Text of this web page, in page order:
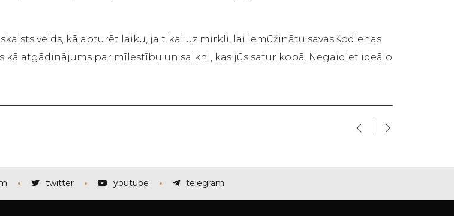
veids, kā apturēt laiku, ja tikai uz mirkli, lai iemūžinātu savas šodienas
atgādinājums par mīlestību un saikni, kas jūs satur kopā. Negaidiet ideālo
twitter youtube telegram